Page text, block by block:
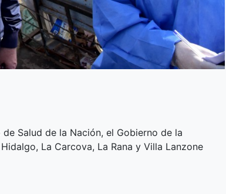
Salud de la Nación, el Gobierno de la
La Carcova, La Rana y Villa Lanzone